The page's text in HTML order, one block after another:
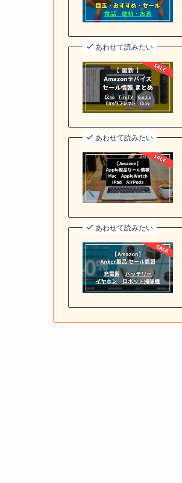
あわせて読みたい
あわせて読みたい
あわせて読みたい